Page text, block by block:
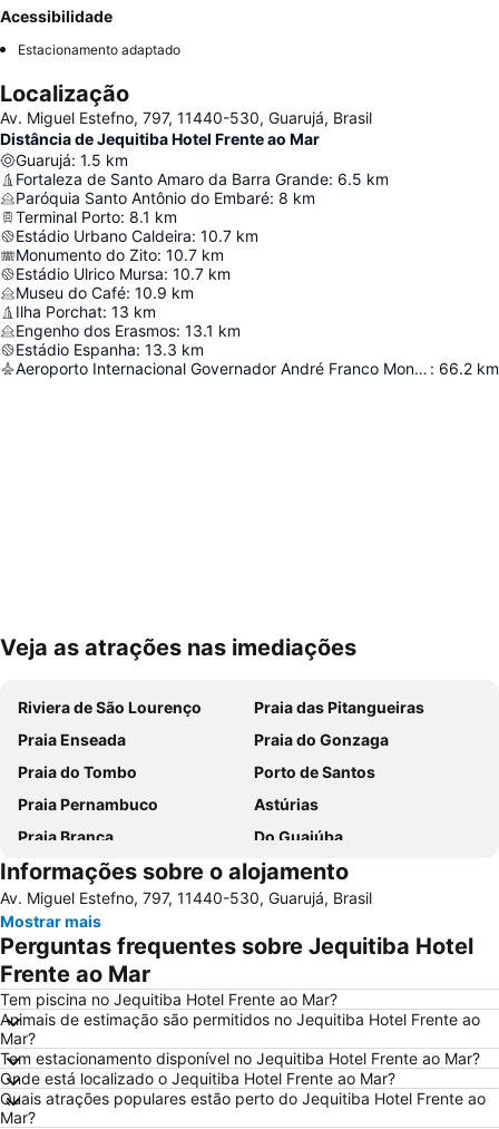
Acessibilidade
Estacionamento adaptado
Localização
Av. Miguel Estefno, 797, 11440-530, Guarujá, Brasil
Distância de Jequitiba Hotel Frente ao Mar
Guarujá: 1.5 km
Fortaleza de Santo Amaro da Barra Grande: 6.5 km
Paróquia Santo Antônio do Embaré: 8 km
Terminal Porto: 8.1 km
Estádio Urbano Caldeira: 10.7 km
Monumento do Zito: 10.7 km
Estádio Ulrico Mursa: 10.7 km
Museu do Café: 10.9 km
Ilha Porchat: 13 km
Engenho dos Erasmos: 13.1 km
Estádio Espanha: 13.3 km
Aeroporto Internacional Governador André Franco Montoro : 66.2 km
Ampliar mapa
Veja as atrações nas imediações
Riviera de São Lourenço
Praia das Pitangueiras
Praia Enseada
Praia do Gonzaga
Praia do Tombo
Porto de Santos
Praia Pernambuco
Astúrias
Praia Branca
Do Guaiúba
5ª Etapa Circuito das Praias
Mar Casado
Aquário de Santos
Acqua Mundo
Cubatão
Verão Jequitimar
Perequê
Mendes Convention Center
Ponte Pênsil de São Vicente
Informações sobre o alojamento
Av. Miguel Estefno, 797, 11440-530, Guarujá, Brasil
Mostrar mais
Perguntas frequentes sobre Jequitiba Hotel
Frente ao Mar
Tem piscina no Jequitiba Hotel Frente ao Mar?
Animais de estimação são permitidos no Jequitiba Hotel Frente ao
Mar?
Tem estacionamento disponível no Jequitiba Hotel Frente ao Mar?
Onde está localizado o Jequitiba Hotel Frente ao Mar?
Quais atrações populares estão perto do Jequitiba Hotel Frente ao
Mar?